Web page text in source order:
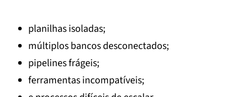
planilhas isoladas;
múltiplos bancos desconectados;
pipelines frágeis;
ferramentas incompatíveis;